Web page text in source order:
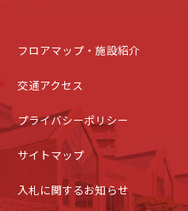
フロアマップ・施設紹介
交通アクセス
プライバシーポリシー
サイトマップ
入札に関するお知らせ